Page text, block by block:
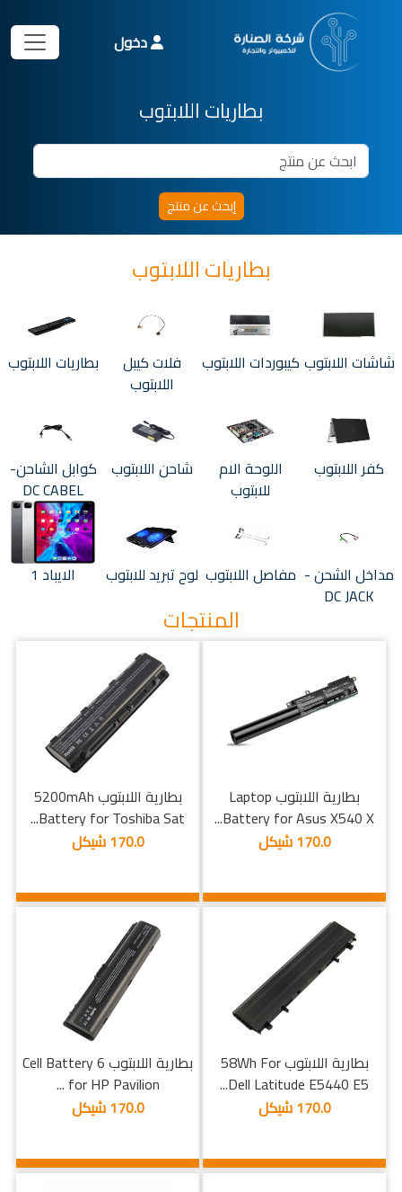
دخول
بطاريات اللابتوب
بطاريات اللابتوب
شاشات اللابتوب كيبوردات اللابتوب
فلات كيبل
اللابتوب
بطاريات اللابتوب
كفر اللابتوب
اللوحة الام
للابتوب
شاحن اللابتوب كوابل الشاحن-
DC CABEL
مداخل الشحن -
DC JACK
مفاصل اللابتوب لوح تبريد للابتوب الايباد 1
المنتجات
بطارية اللابتوب Laptop
Battery for Asus X540 X...
170.0 شيكل
بطارية اللابتوب 5200mAh
Battery for Toshiba Sat...
170.0 شيكل
بطارية اللابتوب 58Wh For
Dell Latitude E5440 E5...
170.0 شيكل
بطارية اللابتوب 6 Cell Battery
for HP Pavilion ...
170.0 شيكل